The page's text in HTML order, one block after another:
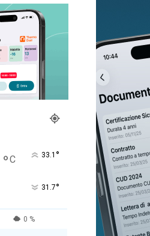
°C 33.1 °
31.7°
0 %